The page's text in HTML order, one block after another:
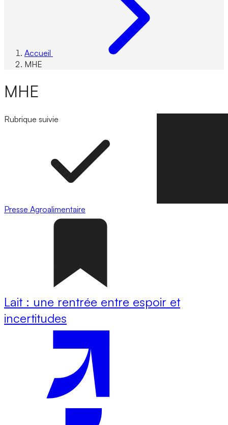
Accueil
MHE
MHE
Rubrique suivie
Presse Agroalimentaire
Lait : une rentrée entre espoir et
incertitudes